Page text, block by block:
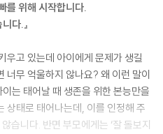
해요.
다는 것을 느끼면 의외로 형제, 자
없이 비교한다는 것입니다. 따라서
주면 됩니다. 그리고 부모는 아이
존재가 아니라는 것을 알게 해주면
고 느끼게 해주는 것이 중요합니다.
를 위해 시작합니다.
다.』
우고 있는데 아이에게 문제가 생길
너무 억울하지 않나요? 왜 이런 말이
는 태어날 때 생존을 위한 본능만을
상태로 태어나는데, 이를 인정해 주
습니다. 반면 부모에게는 ‘잘 돌보지